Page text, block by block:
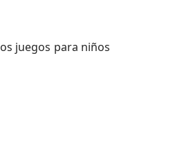
juegos para niños